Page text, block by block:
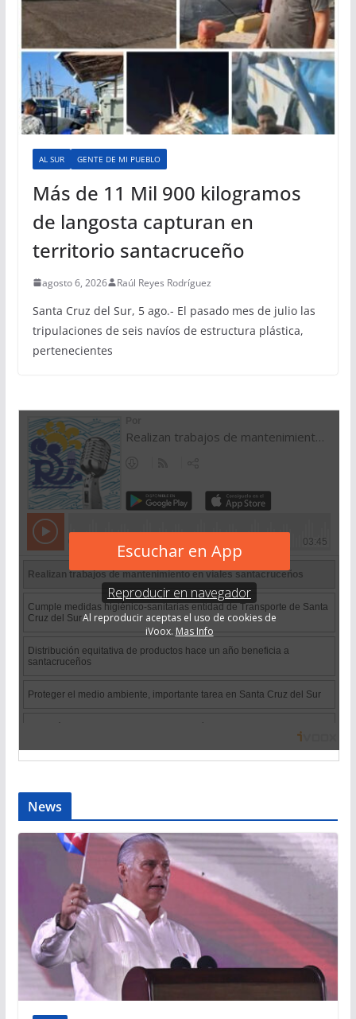
AL SUR GENTE DE MI PUEBLO
Más de 11 Mil 900 kilogramos
de langosta capturan en
territorio santacruceño
agosto 6, 2026 Raúl Reyes Rodríguez
Santa Cruz del Sur, 5 ago.- El pasado mes de julio las
tripulaciones de seis navíos de estructura plástica,
pertenecientes
News